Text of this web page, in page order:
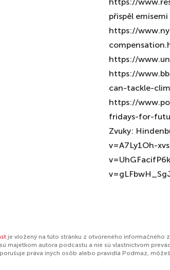
přispěl emisemi
https://
https://
https://
can-tackle-
https://
fridays-for-
Zvuky:
v=A7Ly1Oh-
je vložený na túto stránku z otvoreného informačného
majetkom autora podcastu a nie sú vlastníctvom
práva iných osôb alebo pravidlá Podmaz, môžeš